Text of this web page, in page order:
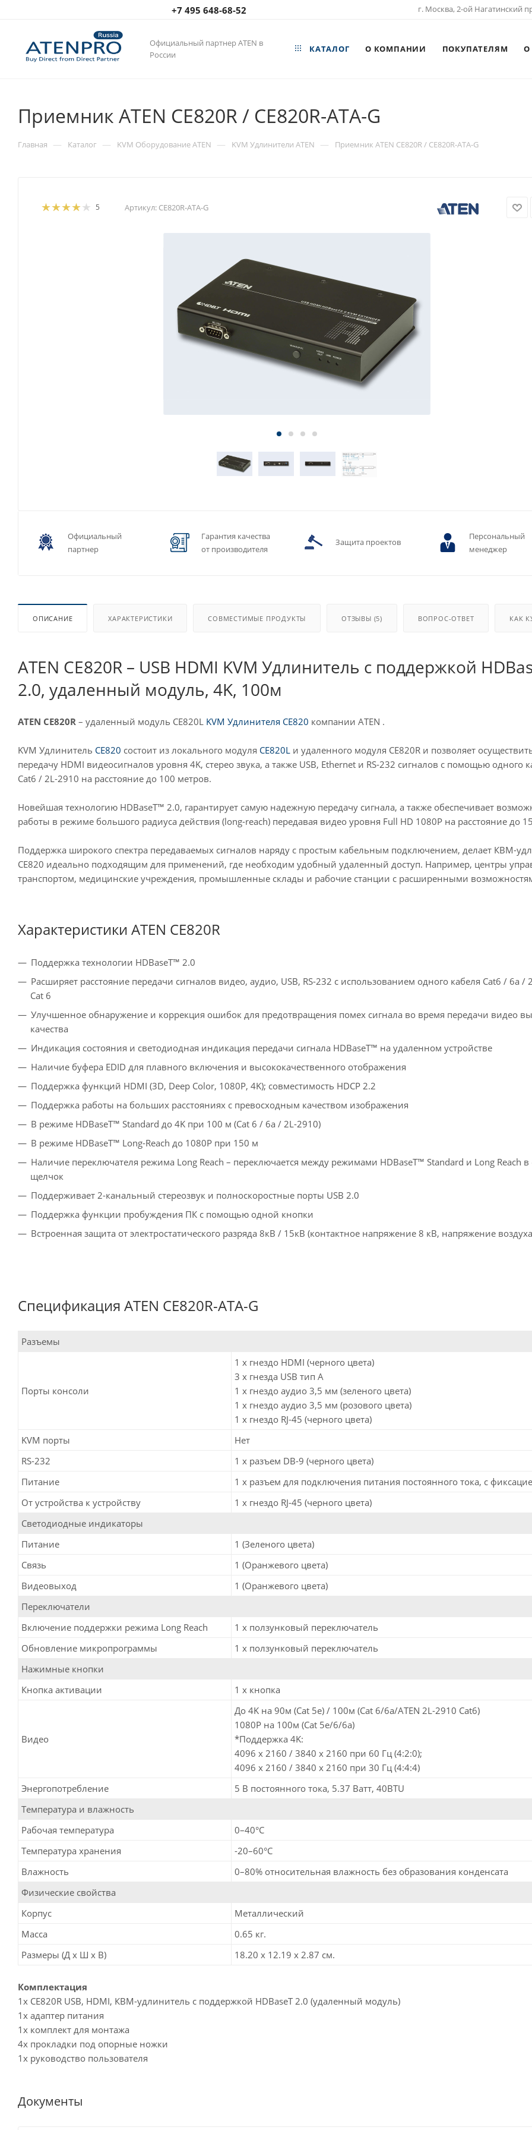
+7 495 648-68-52 г. Москва, 2-ой Нагатинский
Официальный партнер ATEN в
России
КАТАЛОГ О КОМПАНИИ ПОКУПАТЕЛЯМ О
Приемник ATEN CE820R / CE820R-ATA-G
Главная — Каталог — KVM Оборудование ATEN — KVM Удлинители ATEN — Приемник ATEN CE820R / CE820R-ATA-G
5 Артикул: CE820R-ATA-G
Официальный
партнер
Гарантия качества
от производителя
Защита проектов
Персональный
менеджер
ОПИСАНИЕ ХАРАКТЕРИСТИКИ СОВМЕСТИМЫЕ ПРОДУКТЫ ОТЗЫВЫ (5) ВОПРОС-ОТВЕТ КАК
ATEN CE820R – USB HDMI KVM Удлинитель с поддержкой
2.0, удаленный модуль, 4K, 100м
ATEN CE820R – удаленный модуль CE820L KVM Удлинителя CE820 компании ATEN .
KVM Удлинитель CE820 состоит из локального модуля CE820L и удаленного модуля CE820R и позволяет
передачу HDMI видеосигналов уровня 4K, стерео звука, а также USB, Ethernet и RS-232 сигналов с помощью одного
Cat6 / 2L-2910 на расстояние до 100 метров.
Новейшая технологию HDBaseT™ 2.0, гарантирует самую надежную передачу сигнала, а также обеспечивает
работы в режиме большого радиуса действия (long-reach) передавая видео уровня Full HD 1080P на расстояние до
Поддержка широкого спектра передаваемых сигналов наряду с простым кабельным подключением, делает КВМ-
CE820 идеально подходящим для применений, где необходим удобный удаленный доступ. Например, центры
транспортом, медицинские учреждения, промышленные склады и рабочие станции с расширенными
Характеристики ATEN CE820R
Поддержка технологии HDBaseT™ 2.0
Расширяет расстояние передачи сигналов видео, аудио, USB, RS-232 с использованием одного кабеля Cat6 / 6a /
Cat 6
Улучшенное обнаружение и коррекция ошибок для предотвращения помех сигнала во время передачи видео
качества
Индикация состояния и светодиодная индикация передачи сигнала HDBaseT™ на удаленном устройстве
Наличие буфера EDID для плавного включения и высококачественного отображения
Поддержка функций HDMI (3D, Deep Color, 1080P, 4K); совместимость HDCP 2.2
Поддержка работы на больших расстояниях с превосходным качеством изображения
В режиме HDBaseT™ Standard до 4K при 100 м (Cat 6 / 6a / 2L-2910)
В режиме HDBaseT™ Long-Reach до 1080P при 150 м
Наличие переключателя режима Long Reach – переключается между режимами HDBaseT™ Standard и Long Reach
щелчок
Поддерживает 2-канальный стереозвук и полноскоростные порты USB 2.0
Поддержка функции пробуждения ПК с помощью одной кнопки
Встроенная защита от электростатического разряда 8кВ / 15кВ (контактное напряжение 8 кВ, напряжение
Спецификация ATEN CE820R-ATA-G
Разъемы
Порты консоли
1 x гнездо HDMI (черного цвета)
3 x гнезда USB тип А
1 x гнездо аудио 3,5 мм (зеленого цвета)
1 x гнездо аудио 3,5 мм (розового цвета)
1 x гнездо RJ-45 (черного цвета)
KVM порты
Нет
RS-232
1 x разъем DB-9 (черного цвета)
Питание
1 x разъем для подключения питания постоянного тока, с
От устройства к устройству
1 x гнездо RJ-45 (черного цвета)
Светодиодные индикаторы
Питание
1 (Зеленого цвета)
Связь
1 (Оранжевого цвета)
Видеовыход
1 (Оранжевого цвета)
Переключатели
Включение поддержки режима Long Reach
1 x ползунковый переключатель
Обновление микропрограммы
1 x ползунковый переключатель
Нажимные кнопки
Кнопка активации
1 x кнопка
Видео
До 4K на 90м (Cat 5e) / 100м (Cat 6/6a/ATEN 2L-2910 Cat6)
1080P на 100м (Cat 5e/6/6a)
*Поддержка 4K:
4096 x 2160 / 3840 x 2160 при 60 Гц (4:2:0);
4096 x 2160 / 3840 x 2160 при 30 Гц (4:4:4)
Энергопотребление
5 В постоянного тока, 5.37 Ватт, 40BTU
Температура и влажность
Рабочая температура
0–40°C
Температура хранения
-20–60°C
Влажность
0–80% относительная влажность без образования конденсата
Физические свойства
Корпус
Металлический
Масса
0.65 кг.
Размеры (Д х Ш х В)
18.20 x 12.19 x 2.87 см.
Комплектация
1x CE820R USB, HDMI, КВМ-удлинитель с поддержкой HDBaseT 2.0 (удаленный модуль)
1x адаптер питания
1x комплект для монтажа
4x прокладки под опорные ножки
1x руководство пользователя
Документы